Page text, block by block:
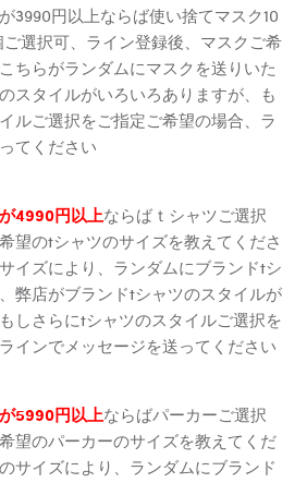
3990円以上ならば使い捨てマスク10
選択可、ライン登録後、マスクご希
ちらがランダムにマスクを送りいた
スタイルがいろいろありますが、も
ルご選択をご指定ご希望の場合、ラ
てください
4990円以上ならばｔシャツご選択
望のtシャツのサイズを教えてくださ
イズにより、ランダムにブランドtシ
弊店がブランドtシャツのスタイルが
しさらにtシャツのスタイルご選択を
インでメッセージを送ってください
5990円以上ならばパーカーご選択
望のパーカーのサイズを教えてくだ
サイズにより、ランダムにブランド